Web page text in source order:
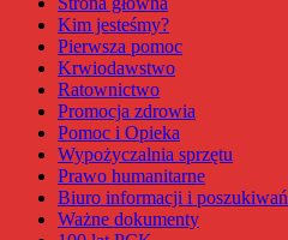
Kim jesteśmy?
Pierwsza pomoc
Krwiodawstwo
Ratownictwo
Promocja zdrowia
Pomoc i Opieka
Wypożyczalnia sprzętu
Prawo humanitarne
Biuro informacji i poszukiwań
Ważne dokumenty